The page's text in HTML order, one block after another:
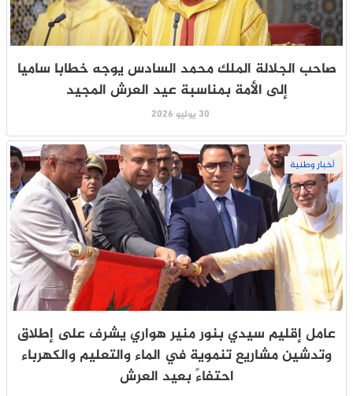
صاحب الجلالة الملك محمد السادس يوجه خطابا ساميا
إلى الأمة بمناسبة عيد العرش المجيد
30 يوليو 2026
أخبار وطنية
عامل إقليم سيدي بنور منير هواري يشرف على إطلاق
وتدشين مشاريع تنموية في الماء والتعليم والكهرباء
احتفاءً بعيد العرش